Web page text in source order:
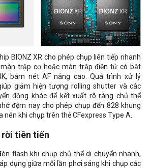
BIONZ XR cho phép chụp liên tiếp nhanh
trập cơ hoặc màn trập điện tử có bật
bám nét AF nâng cao. Quá trình xử lý
giảm hiện tượng rolling shutter và các
động khác để kết xuất rõ ràng chủ thể
đệm nay cho phép chụp đến 828 khung
nén khi chụp trên thẻ CFexpress Type A.
tiên tiến
flash khi chụp chủ thể di chuyển nhanh,
dụng giữa mỗi lần phơi sáng khi chụp các